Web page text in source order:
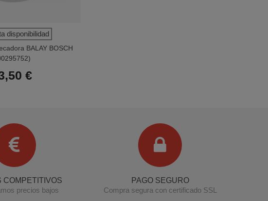
disponibilidad
BALAY BOSCH
€
COMPETITIVOS
precios bajos
PAGO SEGURO
Compra segura con certificado SSL
Terminal de consulta ○ Motor activo -
exterior puerta secadora BALAY BOSCH
SIEMENS (00661323)